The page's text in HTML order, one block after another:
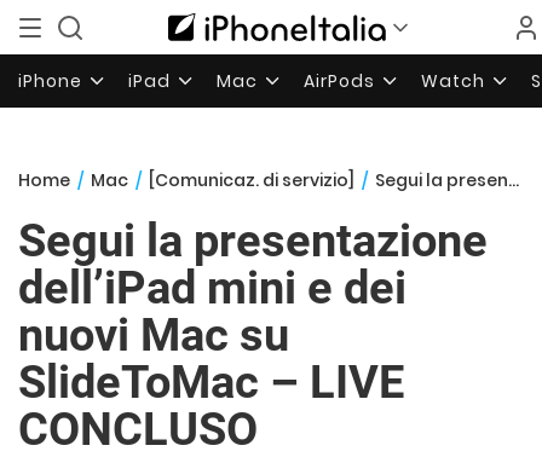
iPhone iPad Mac AirPods Watch
Home / Mac / [Comunicaz. di servizio] / Segui la presentazione dell’iPad mini e dei nuovi Mac su SlideToMac – LIVE CONCLUSO
Segui la presentazione
dell’iPad mini e dei
nuovi Mac su
SlideToMac – LIVE
CONCLUSO